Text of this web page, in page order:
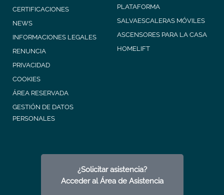
CERTIFICACIONES
NEWS
INFORMACIONES LEGALES
RENUNCIA
PRIVACIDAD
COOKIES
ÁREA RESERVADA
GESTIÓN DE DATOS
PERSONALES
PLATAFORMA
SALVAESCALERAS MÓVILES
ASCENSORES PARA LA CASA
HOMELIFT
¿Solicitar asistencia?
Acceder al Área de Asistencia